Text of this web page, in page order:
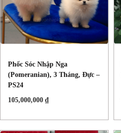
Phốc Sóc Nhập Nga
(Pomeranian), 3 Tháng, Đực –
PS24
105,000,000 ₫